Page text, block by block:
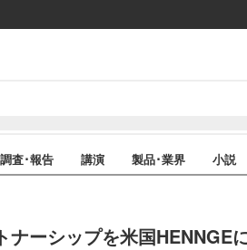
調査･報告 講演 製品･業界 小説
ーシップを米国HENNGE